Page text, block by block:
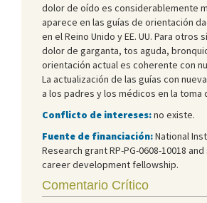
dolor de oído es considerablemente
aparece en las guías de orientación
en el Reino Unido y EE. UU. Para otros
dolor de garganta, tos aguda,
orientación actual es coherente con
La actualización de las guías con
a los padres y los médicos en la toma
Conflicto de intereses:no existe.
Fuente de financiación:National
Research grant RP-PG-0608-10018
career development fellowship.
Comentario Crítico